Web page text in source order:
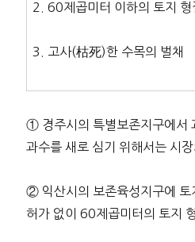
2. 60제곱미터 이하의 토지 형
3. 고사(枯死)한 수목의 벌채
① 경주시의 특별보존지구에서
과수를 새로 심기 위해서는 시
② 익산시의 보존육성지구에 토
허가 없이 60제곱미터의 토지